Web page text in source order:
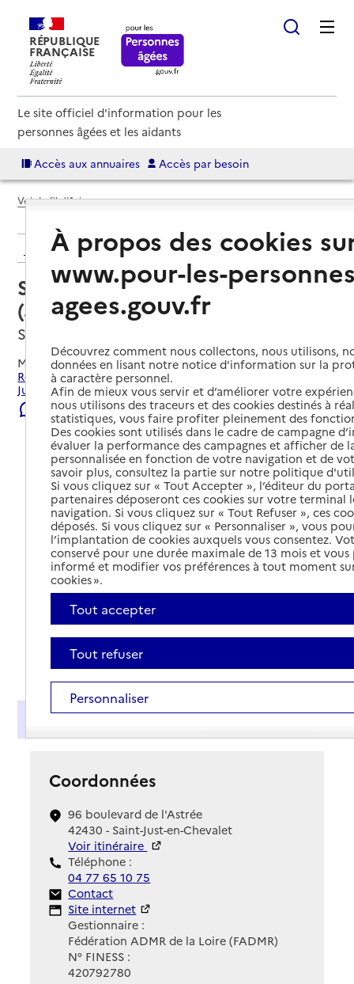
RÉPUBLIQUE
FRANÇAISE
Le site officiel d'information pour les
personnes âgées et les aidants
Accès aux annuaires Accès par besoin
Voir le fil d’Ariane
Retour aux résultats de l'annuaire
Service autonomie à domicile
(aide) – Services ADMR
Saint-Just-en-Chevalet, LOIRE
Mis à jour le04/08/2026
Rechercher les établissements et services autour de Saint-
Just-en-Chevalet.
Signaler une erreur
Coordonnées
96 boulevard de l'Astrée
42430 - Saint-Just-en-Chevalet
Voir itinéraire
Téléphone :
04 77 65 10 75
Contact
Contact
Site Internet
Site internet
Gestionnaire :
Fédération ADMR de la Loire (FADMR)
N° FINESS :
420792780
À propos des cookies
www.pour-les-
agees.gouv.fr
Découvrez comment nous collectons, nous utilisons,
données en lisant notre notice d’information sur la
à caractère personnel.
Afin de mieux vous servir et d’améliorer votre
nous utilisons des traceurs et des cookies destinés à
statistiques, vous faire profiter pleinement des
Des cookies sont utilisés dans le cadre de campagne
évaluer la performance des campagnes et afficher de
personnalisée en fonction de votre navigation et de
savoir plus, consultez la partie sur notre politique
Si vous cliquez sur « Tout Accepter », l’éditeur du
partenaires déposeront ces cookies sur votre terminal
navigation. Si vous cliquez sur « Tout Refuser », ces
déposés. Si vous cliquez sur « Personnaliser », vous
l’implantation de cookies auxquels vous consentez.
conservé pour une durée maximale de 13 mois et
informé et modifier vos préférences à tout moment
cookies ».
Tout accepter
Tout refuser
Personnaliser